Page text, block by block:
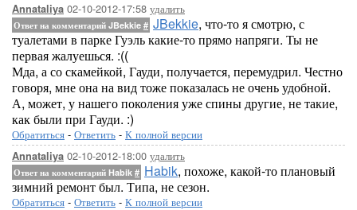
Annataliya 02-10-2012-17:58 удалить
Ответ на комментарий JBekkie # JBekkie, что-то я смотрю, с
туалетами в парке Гуэль какие-то прямо напряги. Ты не
первая жалуешься. :((
Мда, а со скамейкой, Гауди, получается, перемудрил. Честно
говоря, мне она на вид тоже показалась не очень удобной.
А, может, у нашего поколения уже спины другие, не такие,
как были при Гауди. :)
Обратиться - Ответить - К полной версии
Annataliya 02-10-2012-18:00 удалить
Ответ на комментарий Habik # Habik, похоже, какой-то плановый
зимний ремонт был. Типа, не сезон.
Обратиться - Ответить - К полной версии